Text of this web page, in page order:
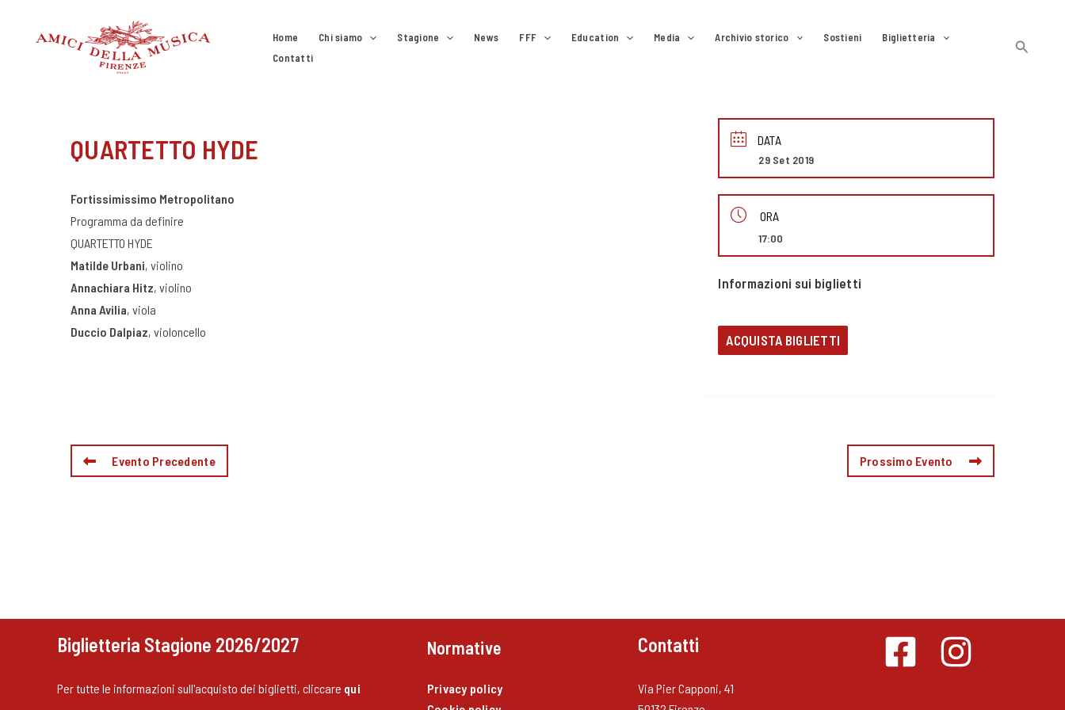
Home Chi siamo Stagione News FFF Education Media Archivio storico Sostieni
Biglietteria
Contatti
Cerca
QUARTETTO HYDE
Fortissimissimo Metropolitano
Programma da definire
QUARTETTO HYDE
Matilde Urbani, violino
Annachiara Hitz, violino
Anna Avilia, viola
Duccio Dalpiaz, violoncello
DATA
29 Set 2019
ORA
17:00
Informazioni sui biglietti
ACQUISTA BIGLIETTI
Evento Precedente Prossimo Evento
Biglietteria Stagione 2026/2027
Per tutte le informazioni sull'acquisto dei biglietti, cliccare qui
Normative
Privacy policy
Contatti
Via Pier Capponi, 41